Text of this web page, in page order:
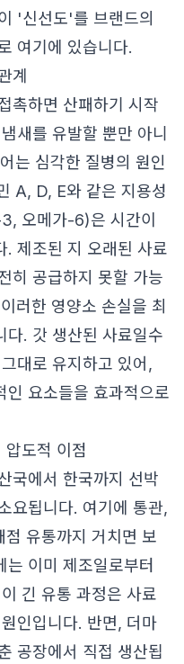
'신선도'를 브랜드의
여기에 있습니다.
계
촉하면 산패하기 시작
새를 유발할 뿐만 아니
는 심각한 질병의 원인
A, D, E와 같은 지용성
오메가-6)은 시간이
. 제조된 지 오래된 사료
히 공급하지 못할 가능
러한 영양소 손실을 최
다. 갓 생산된 사료일수
대로 유지하고 있어,
인 요소들을 효과적으로
도적 이점
국에서 한국까지 선박
요됩니다. 여기에 통관,
유통까지 거치면 보
이미 제조일로부터
긴 유통 과정은 사료
인입니다. 반면, 더마
공장에서 직접 생산됩